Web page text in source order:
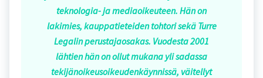
teknologia- ja mediaoikeuteen. Hän on
lakimies, kauppatieteiden tohtori sekä Turre
Legalin perustajaosakas. Vuodesta 2001
lähtien hän on ollut mukana yli sadassa
tekijänoikeusoikeudenkäynnissä, väitellyt